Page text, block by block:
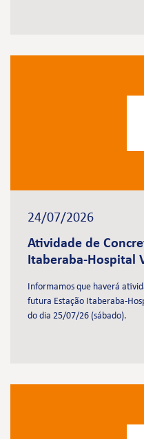
24/07/2026
Atividade de
Itaberaba-Hospital
Informamos que haverá
futura Estação Itaberaba-
do dia 25/07/26 (sábado).